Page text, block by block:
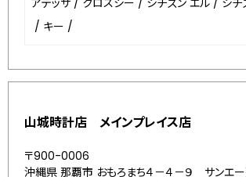
アテッサ / クロスシー / シチズン エル / シチ
/ キー /
山城時計店 メインプレイス店
〒900-0006
沖縄県 那覇市 おもろまち４－４－９ サンエー